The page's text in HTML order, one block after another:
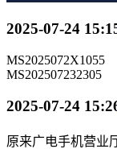
2025-07-24
MS2025072X1055
MS202507232305
2025-07-24
原来广电手机营业